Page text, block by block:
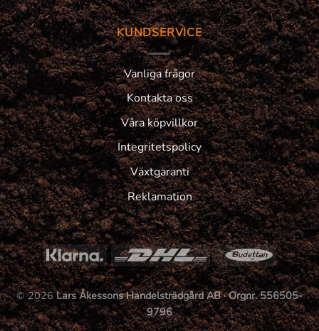
KUNDSERVICE
Vanliga frågor
Kontakta oss
Våra köpvillkor
Integritetspolicy
Växtgaranti
Reklamation
© 2026Lars Åkessons Handelsträdgård AB · Orgnr. 556505-
9796